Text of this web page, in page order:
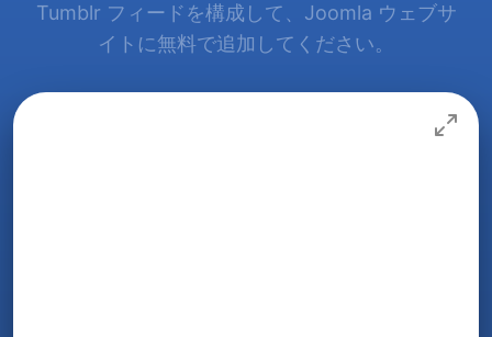
Tumblr フィードを構成して、Joomla ウェブサ
イトに無料で追加してください。